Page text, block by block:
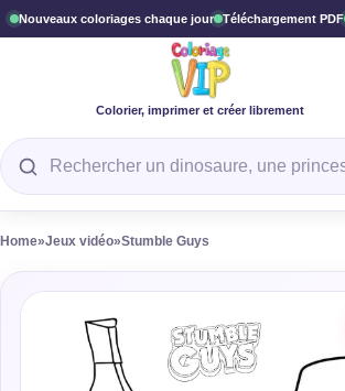
Nouveaux coloriages chaque jour Téléchargement PDF
Colorier, imprimer et créer librement
Rechercher un coloriage
Home»Jeux vidéo»Stumble Guys